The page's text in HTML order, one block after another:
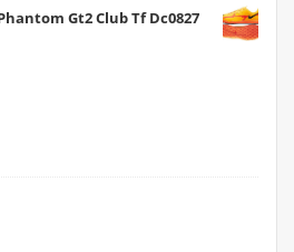
Gt2 Club Tf Dc0827